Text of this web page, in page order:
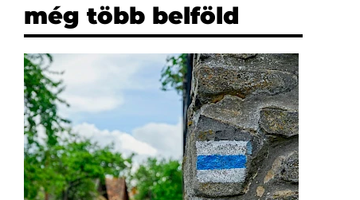
még több belföld